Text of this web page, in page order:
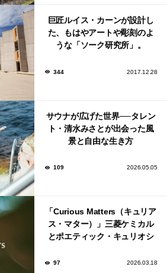
巨匠ルイス・カーンが設計し
た、もはやアートや彫刻のよ
うな「ソーク研究所」。
344 2017.12.28
サウナが広げた世界──タレン
ト・清水みさとが出会った風
景と自由な生き方
109 2026.05.05
「Curious Matters（キュリア
ス・マター）」三菱ケミカル
とポエティック・キュリオシ
ンウィーク2026で初出展
97 2026.03.18